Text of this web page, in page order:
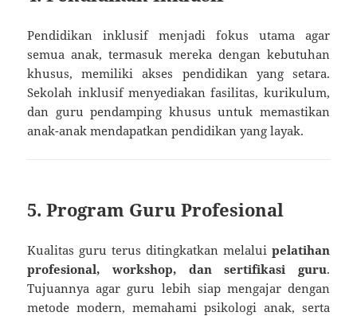
Pendidikan inklusif menjadi fokus utama agar
semua anak, termasuk mereka dengan kebutuhan
khusus, memiliki akses pendidikan yang setara.
Sekolah inklusif menyediakan fasilitas, kurikulum,
dan guru pendamping khusus untuk memastikan
anak-anak mendapatkan pendidikan yang layak.
5. Program Guru Profesional
Kualitas guru terus ditingkatkan melalui pelatihan
profesional, workshop, dan sertifikasi guru.
Tujuannya agar guru lebih siap mengajar dengan
metode modern, memahami psikologi anak, serta